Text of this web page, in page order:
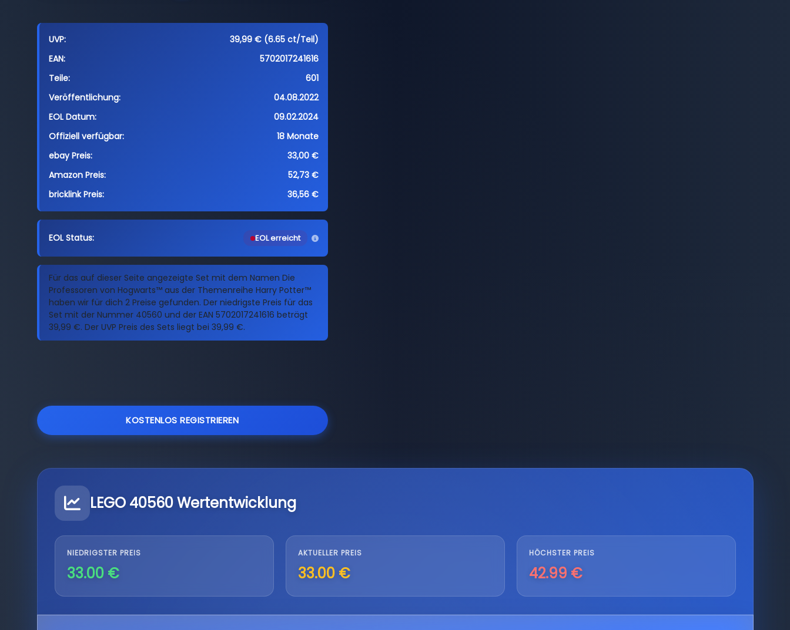
UVP:
39,99 € (6.65 ct/Teil)
EAN:
5702017241616
Teile:
601
Veröffentlichung:
04.08.2022
EOL Datum:
09.02.2024
Offiziell verfügbar:
18 Monate
ebay Preis:
33,00 €
Amazon Preis:
52,73 €
bricklink Preis:
36,56 €
EOL Status: EOL erreicht
Für das auf dieser Seite angezeigte Set mit dem Namen Die
Professoren von Hogwarts™ aus der Themenreihe Harry Potter™
haben wir für dich 2 Preise gefunden. Der niedrigste Preis für das
Set mit der Nummer 40560 und der EAN 5702017241616 beträgt
39,99 €. Der UVP Preis des Sets liegt bei 39,99 €.
KOSTENLOS REGISTRIEREN
LEGO 40560 Wertentwicklung
NIEDRIGSTER PREIS
33.00 €
AKTUELLER PREIS
33.00 €
HÖCHSTER PREIS
42.99 €